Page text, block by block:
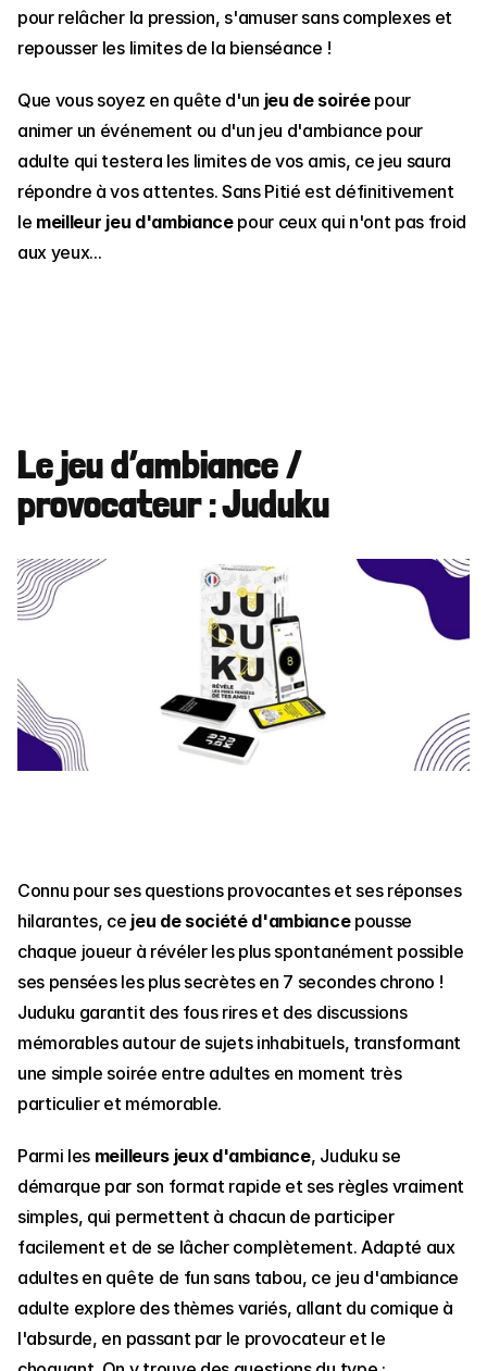
pour relâcher la pression, s'amuser sans complexes et
repousser les limites de la bienséance !
Que vous soyez en quête d'un jeu de soirée pour
animer un événement ou d'un jeu d'ambiance pour
adulte qui testera les limites de vos amis, ce jeu saura
répondre à vos attentes. Sans Pitié est définitivement
le meilleur jeu d'ambiance pour ceux qui n'ont pas froid
aux yeux...
Le jeu d’ambiance /
provocateur : Juduku
Connu pour ses questions provocantes et ses réponses
hilarantes, ce jeu de société d'ambiance pousse
chaque joueur à révéler les plus spontanément possible
ses pensées les plus secrètes en 7 secondes chrono !
Juduku garantit des fous rires et des discussions
mémorables autour de sujets inhabituels, transformant
une simple soirée entre adultes en moment très
particulier et mémorable.
Parmi les meilleurs jeux d'ambiance, Juduku se
démarque par son format rapide et ses règles vraiment
simples, qui permettent à chacun de participer
facilement et de se lâcher complètement. Adapté aux
adultes en quête de fun sans tabou, ce jeu d'ambiance
adulte explore des thèmes variés, allant du comique à
l'absurde, en passant par le provocateur et le